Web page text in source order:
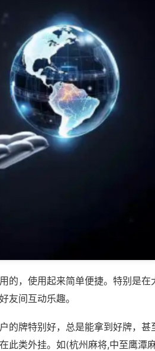
的，使用起来简单便捷。特别是在
友间互动乐趣。
的牌特别好，总是能拿到好牌，甚
此类外挂。如(杭州麻将,中至鹰潭